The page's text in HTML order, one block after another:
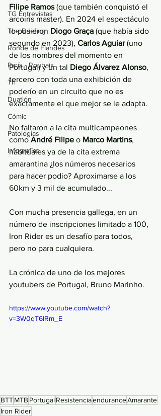
TG Entrevistas
The Briefing
Ronde de Flandes
París - Roubaix
Tri
Duatlón
Cómic
Patologías
Infografías
Filipe Ramos (que también conquistó el
arcoíris master). En 2024 el espectáculo
lo pusieron Diogo Graça (que había sido
segundo en 2023), Carlos Aguiar (uno
de los nombres del momento en
Portugal) y un tal Diego Álvarez Alonso,
tercero con toda una exhibición de
poderío en un circuito que no es
exactamente el que mejor se le adapta.
No faltaron a la cita multicampeones
como André Filipe o Marco Martins,
habituales ya de la cita extrema
amarantina ¿los números necesarios
para hacer podio? Aproximarse a los
60km y 3 mil de acumulado...
Con mucha presencia gallega, en un
número de inscripciones limitado a 100,
Iron Rider es un desafío para todos,
pero no para cualquiera.
La crónica de uno de los mejores
youtubers de Portugal, Bruno Marinho.
https://www.youtube.com/watch?
v=3W0qT6IRm_E
BTTMTB PortugalResistenciaenduranceAmarante
Iron Rider